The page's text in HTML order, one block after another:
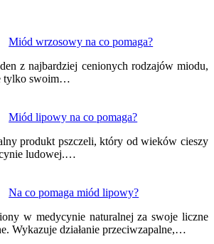
Miód wrzosowy na co pomaga?
z najbardziej cenionych rodzajów miodu,
tylko swoim…
Miód lipowy na co pomaga?
produkt pszczeli, który od wieków cieszy
ludowej.…
Na co pomaga miód lipowy?
w medycynie naturalnej za swoje liczne
Wykazuje działanie przeciwzapalne,…